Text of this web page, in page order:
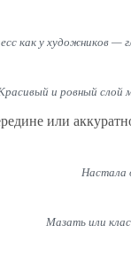
как у художников —
и ровный слой
или
Настала
Мазать или